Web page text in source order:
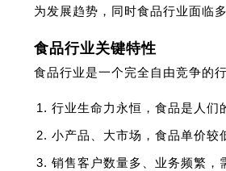
为发展趋势，同时食品行业面临
食品行业关键特性
食品行业是一个完全自由竞争的
行业生命力永恒，食品是人们
小产品、大市场，食品单价较
销售客户数量多、业务频繁，